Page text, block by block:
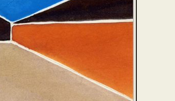
Facklitteratur
Biografi
Dikter & antologier
Serier
Johan Jenny Ehrenberg